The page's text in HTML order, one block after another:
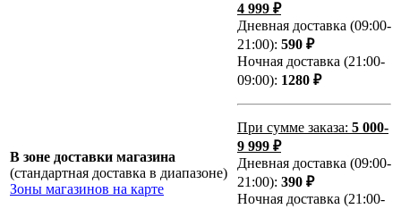
В зоне доставки магазина
(стандартная доставка в диапазоне)
Зоны магазинов на карте
4 999 ₽
Дневная доставка (09:00-
21:00): 590 ₽
Ночная доставка (21:00-
09:00): 1280 ₽
При сумме заказа: 5 000-
9 999 ₽
Дневная доставка (09:00-
21:00): 390 ₽
Ночная доставка (21:00-